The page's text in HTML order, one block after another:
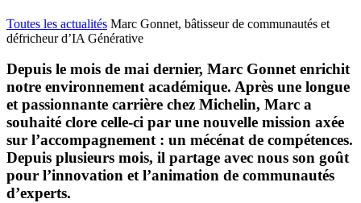
Toutes les actualités Marc Gonnet, bâtisseur de communautés et
défricheur d’IA Générative
Depuis le mois de mai dernier, Marc Gonnet enrichit
notre environnement académique. Après une longue
et passionnante carrière chez Michelin, Marc a
souhaité clore celle-ci par une nouvelle mission axée
sur l’accompagnement : un mécénat de compétences.
Depuis plusieurs mois, il partage avec nous son goût
pour l’innovation et l’animation de communautés
d’experts.